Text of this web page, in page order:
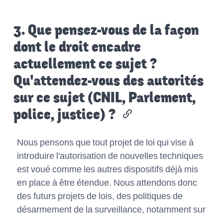
3. Que pensez-vous de la façon
dont le droit encadre
actuellement ce sujet ?
Qu'attendez-vous des autorités
sur ce sujet (CNIL, Parlement,
police, justice) ?
Nous pensons que tout projet de loi qui vise à
introduire l'autorisation de nouvelles techniques
est voué comme les autres dispositifs déjà mis
en place à être étendue. Nous attendons donc
des futurs projets de lois, des politiques de
désarmement de la surveillance, notamment sur